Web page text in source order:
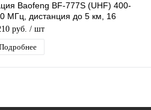
Baofeng BF-777S (UHF) 400-
МГц, дистанция до 5 км, 16
таймер, фонарик
руб. / шт